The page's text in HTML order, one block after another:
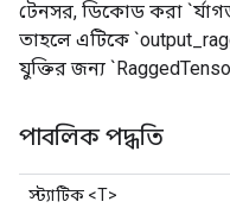
টেনসর, ডিকোড করা
তাহলে এটিকে
যুক্তির জন্য
পাবলিক পদ্ধতি
স্ট্যাটিক <T>